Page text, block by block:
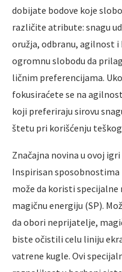
dobijate bodove koje
različite atribute: snagu
oružja, odbranu, agilnost i
ogromnu slobodu da
ličnim preferencijama.
fokusiraćete se na
koji preferiraju sirovu
štetu pri korišćenju
Značajna novina u ovoj
Inspirisan sposobnostima
može da koristi
magičnu energiju (SP).
da obori neprijatelje,
biste očistili celu liniju
vatrene kugle. Ovi